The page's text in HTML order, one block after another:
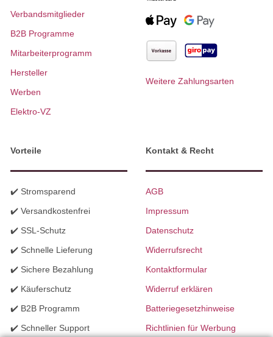
Verbandsmitglieder
B2B Programme
Mitarbeiterprogramm
Hersteller
Werben
Elektro-VZ
Weitere Zahlungsarten
Vorteile
✔️ Stromsparend
✔️ Versandkostenfrei
✔️ SSL-Schutz
✔️ Schnelle Lieferung
✔️ Sichere Bezahlung
✔️ Käuferschutz
✔️ B2B Programm
✔️ Schneller Support
Kontakt & Recht
AGB
Impressum
Datenschutz
Widerrufsrecht
Kontaktformular
Widerruf erklären
Batteriegesetzhinweise
Richtlinien für Werbung